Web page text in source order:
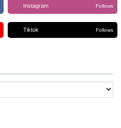
Instagram Follows
Tiktok Follows